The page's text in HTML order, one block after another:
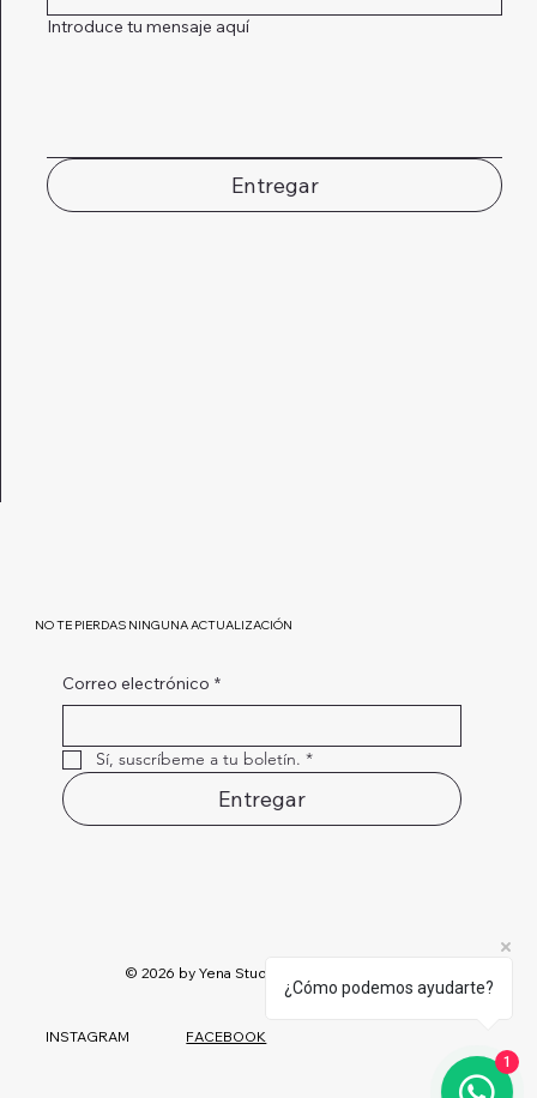
Introduce tu mensaje aquí
Entregar
NO TE PIERDAS NINGUNA ACTUALIZACIÓN
Correo electrónico *
Sí, suscríbeme a tu boletín. *
Entregar
INSTAGRAM FACEBOOK
© 2026 by Yena Studio
¿Cómo podemos ayudarte?
1